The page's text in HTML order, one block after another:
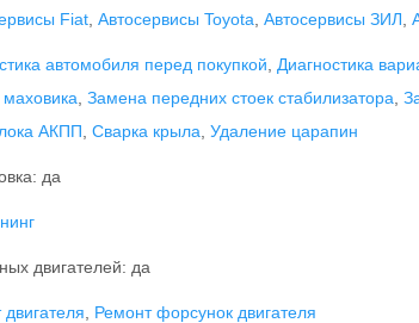
Fiat Автосервисы Toyota Автосервисы ЗИЛ
автомобиля перед покупкой Диагностика
маховика Замена передних стоек стабилизатора
АКПП Сварка крыла Удаление царапин
да
двигателей: да
Ремонт форсунок двигателя